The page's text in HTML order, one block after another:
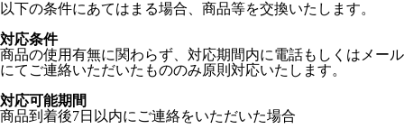
以下の条件にあてはまる場合、商品等を交換いたします。
対応条件
商品の使用有無に関わらず、対応期間内に電話もしくはメール
にてご連絡いただいたもののみ原則対応いたします。
対応可能期間
商品到着後7日以内にご連絡をいただいた場合